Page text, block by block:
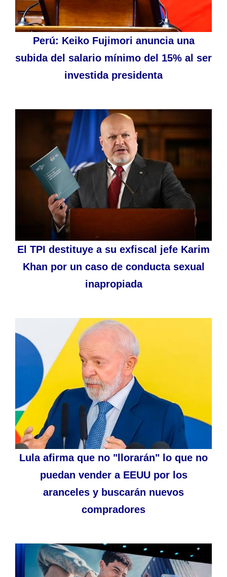
Perú: Keiko Fujimori anuncia una
subida del salario mínimo del 15% al ser
investida presidenta
El TPI destituye a su exfiscal jefe Karim
Khan por un caso de conducta sexual
inapropiada
Lula afirma que no "llorarán" lo que no
puedan vender a EEUU por los
aranceles y buscarán nuevos
compradores